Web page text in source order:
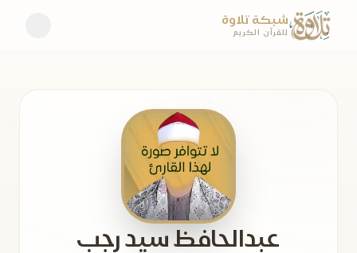
شبكة تلاوة
للقرآن الكريم
عبدالحافظ سيد رجب